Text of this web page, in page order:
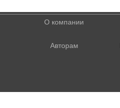
О компании
Авторам